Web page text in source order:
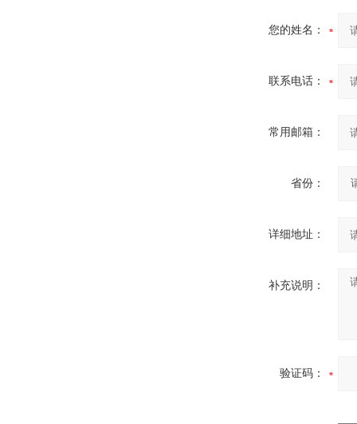
您的姓名：
联系电话：
常用邮箱：
省份：
详细地址：
补充说明：
验证码：